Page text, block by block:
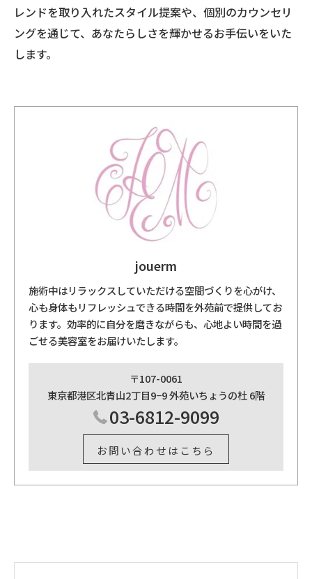
レンドを取り入れたスタイル提案や、個別のカウンセリ
ングを通じて、あなたらしさを輝かせるお手伝いをいた
します。
jouerm
施術中はリラックスしていただける空間づくりを心がけ、
心も身体もリフレッシュできる時間を外苑前で提供してお
ります。効率的に自分を磨きながらも、心地よい時間を過
ごせる美容室をお届けいたします。
〒107-0061
東京都港区北青山2丁目9−9 外苑いちょうの杜 6階
03-6812-9099
お問い合わせはこちら